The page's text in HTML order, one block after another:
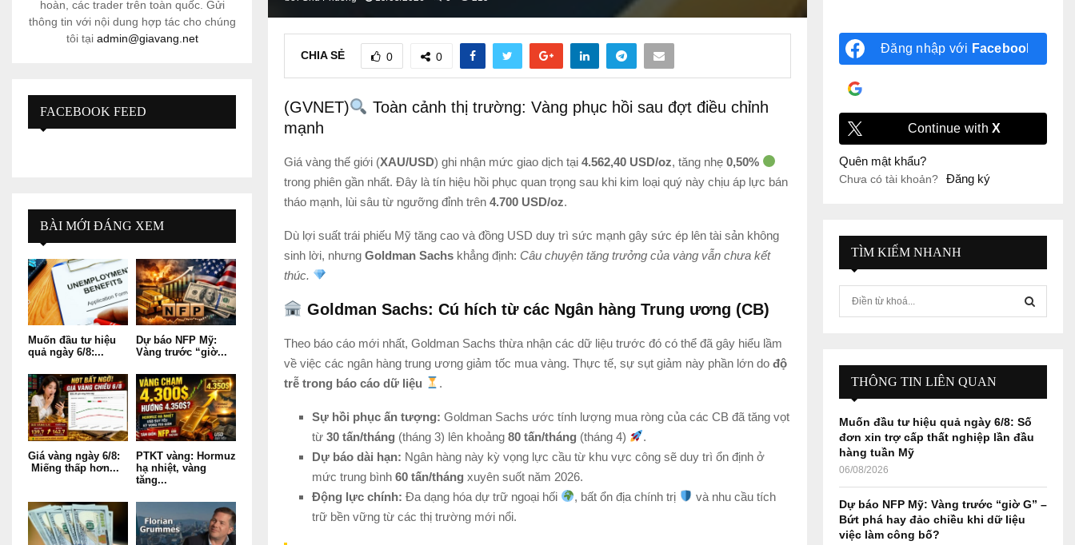
CHIA SẺ 0 0
(GVNET)
Toàn cảnh thị trường: Vàng phục hồi sau đợt điều chỉnh
mạnh
Giá vàng thế giới (XAU/USD) ghi nhận mức giao dịch tại 4.562,40 USD/oz, tăng nhẹ 0,50%
trong phiên gần nhất. Đây là tín hiệu hồi phục quan trọng sau khi kim loại quý này chịu áp lực bán
tháo mạnh, lùi sâu từ ngưỡng đỉnh trên 4.700 USD/oz.
Dù lợi suất trái phiếu Mỹ tăng cao và đồng USD duy trì sức mạnh gây sức ép lên tài sản không
sinh lời, nhưng Goldman Sachs khẳng định: Câu chuyện tăng trưởng của vàng vẫn chưa kết
thúc.
Goldman Sachs: Cú hích từ các Ngân hàng Trung ương (CB)
Theo báo cáo mới nhất, Goldman Sachs thừa nhận các dữ liệu trước đó có thể đã gây hiểu lầm
về việc các ngân hàng trung ương giảm tốc mua vàng. Thực tế, sự sụt giảm này phần lớn do độ
trễ trong báo cáo dữ liệu
.
Sự hồi phục ấn tượng: Goldman Sachs ước tính lượng mua ròng của các CB đã tăng vọt
từ 30 tấn/tháng (tháng 3) lên khoảng 80 tấn/tháng (tháng 4)
.
Dự báo dài hạn: Ngân hàng này kỳ vọng lực cầu từ khu vực công sẽ duy trì ổn định ở
mức trung bình 60 tấn/tháng xuyên suốt năm 2026.
Động lực chính: Đa dạng hóa dự trữ ngoại hối , bất ổn địa chính trị
và nhu cầu tích
trữ bền vững từ các thị trường mới nổi.
hoàn, các trader trên toàn quốc. Gửi
thông tin với nội dung hợp tác cho chúng
tôi tại admin@giavang.net
FACEBOOK FEED
BÀI MỚI ĐÁNG XEM
Muốn đầu tư hiệu
quả ngày 6/8:...
Dự báo NFP Mỹ:
Vàng trước “giờ...
Giá vàng ngày 6/8:
Miếng thấp hơn...
PTKT vàng: Hormuz
hạ nhiệt, vàng
tăng...
Đăng nhập với Facebook
Continue withX
Quên mật khẩu?
Chưa có tài khoản? Đăng ký
TÌM KIẾM NHANH
r
:
E
A
R
THÔNG TIN LIÊN QUAN
Muốn đầu tư hiệu quả ngày 6/8: Số
đơn xin trợ cấp thất nghiệp lần đầu
hàng tuần Mỹ
06/08/2026
Dự báo NFP Mỹ: Vàng trước “giờ G” –
Bứt phá hay đảo chiều khi dữ liệu
việc làm công bố?